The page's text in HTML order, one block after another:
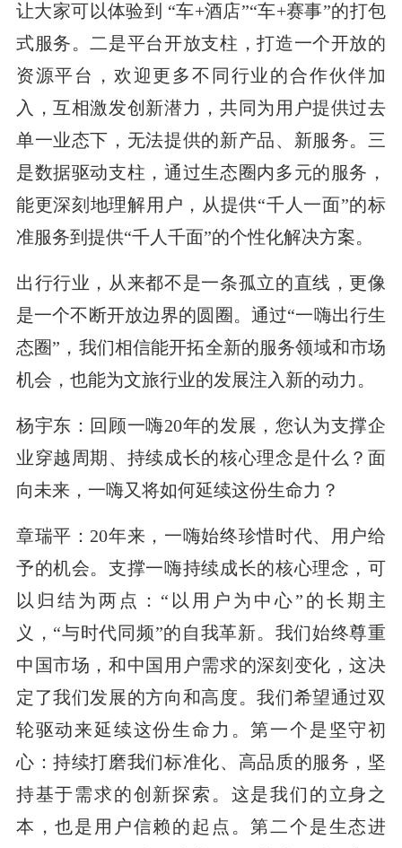
让大家可以体验到 “车+酒店”“车+赛事”的打包
式服务。二是平台开放支柱，打造一个开放的
资源平台，欢迎更多不同行业的合作伙伴加
入，互相激发创新潜力，共同为用户提供过去
单一业态下，无法提供的新产品、新服务。三
是数据驱动支柱，通过生态圈内多元的服务，
能更深刻地理解用户，从提供“千人一面”的标
准服务到提供“千人千面”的个性化解决方案。
出行行业，从来都不是一条孤立的直线，更像
是一个不断开放边界的圆圈。通过“一嗨出行生
态圈”，我们相信能开拓全新的服务领域和市场
机会，也能为文旅行业的发展注入新的动力。
杨宇东：回顾一嗨20年的发展，您认为支撑企
业穿越周期、持续成长的核心理念是什么？面
向未来，一嗨又将如何延续这份生命力？
章瑞平：20年来，一嗨始终珍惜时代、用户给
予的机会。支撑一嗨持续成长的核心理念，可
以归结为两点：“以用户为中心”的长期主
义，“与时代同频”的自我革新。我们始终尊重
中国市场，和中国用户需求的深刻变化，这决
定了我们发展的方向和高度。我们希望通过双
轮驱动来延续这份生命力。第一个是坚守初
心：持续打磨我们标准化、高品质的服务，坚
持基于需求的创新探索。这是我们的立身之
本，也是用户信赖的起点。第二个是生态进